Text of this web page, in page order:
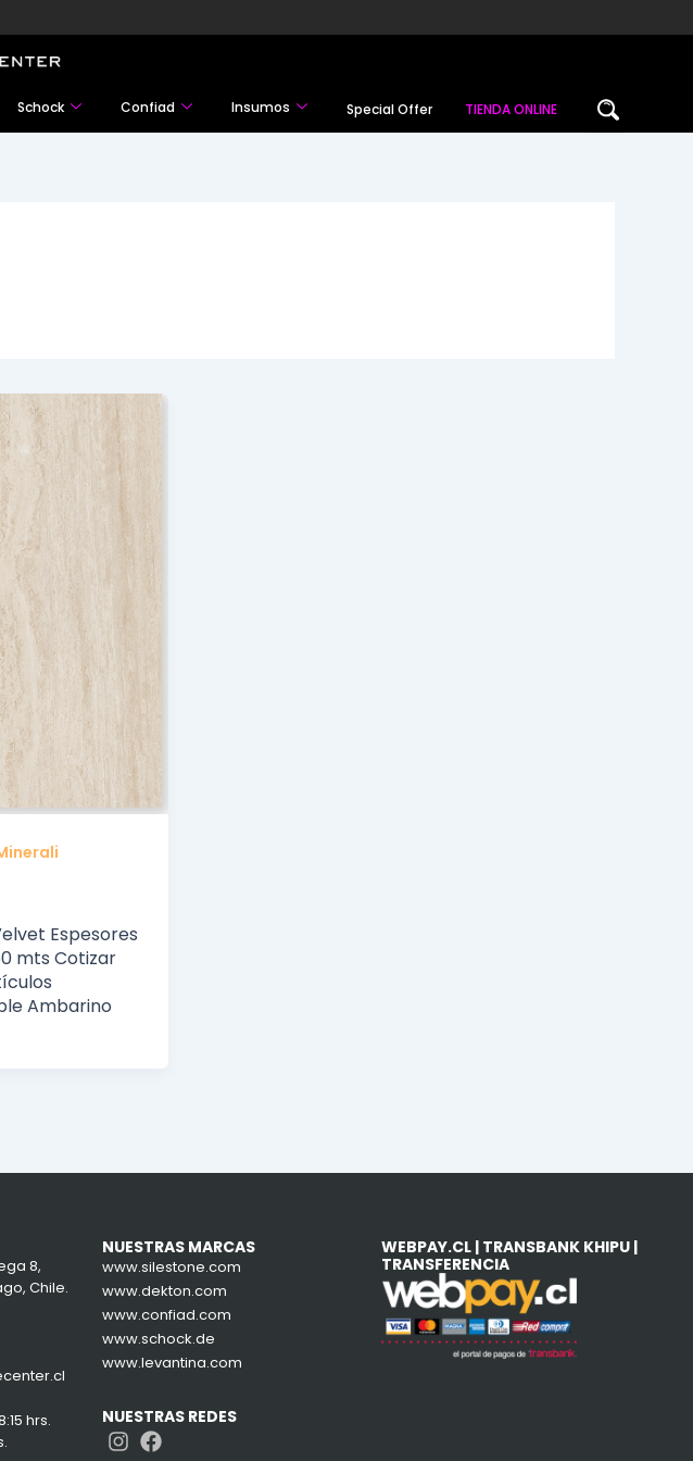
Schock Confiad Insumos Special Offer TIENDA ONLINE
Espesores
mts Cotizar
Ambarino
8,
Chile.
hrs.
NUESTRAS MARCAS
www.silestone.com
www.dekton.com
www.confiad.com
www.schock.de
www.levantina.com
NUESTRAS REDES
Instagram
Facebook
WEBPAY.CL | TRANSBANK KHIPU |
TRANSFERENCIA